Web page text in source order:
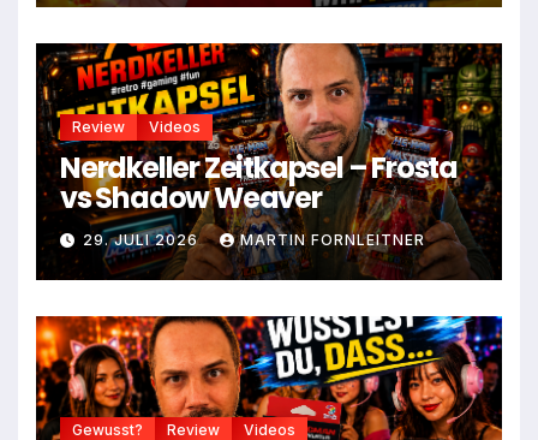
Review Videos
Nerdkeller Zeitkapsel – Frosta
vs Shadow Weaver
29. JULI 2026 MARTIN FORNLEITNER
Gewusst? Review Videos